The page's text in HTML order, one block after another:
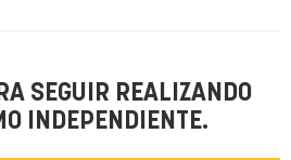
SEGUIR REALIZANDO
INDEPENDIENTE.